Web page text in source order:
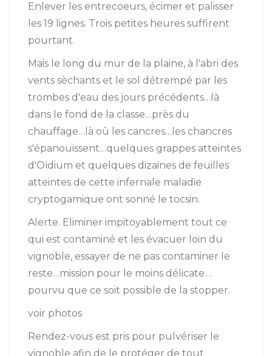
Enlever les entrecoeurs, écimer et palisser
les 19 lignes. Trois petites heures suffirent
pourtant.
Mais le long du mur de la plaine, à l'abri des
vents sèchants et le sol détrempé par les
trombes d'eau des jours précédents…là
dans le fond de la classe…près du
chauffage…là où les cancres…les chancres
s'épanouissent…quelques grappes atteintes
d'Oïdium et quelques dizaines de feuilles
atteintes de cette infernale maladie
cryptogamique ont sonné le tocsin.
Alerte. Eliminer impitoyablement tout ce
qui est contaminé et les évacuer loin du
vignoble, essayer de ne pas contaminer le
reste…mission pour le moins délicate…
pourvu que ce soit possible de la stopper.
voir photos
Rendez-vous est pris pour pulvériser le
vignoble afin de le protéger de tout